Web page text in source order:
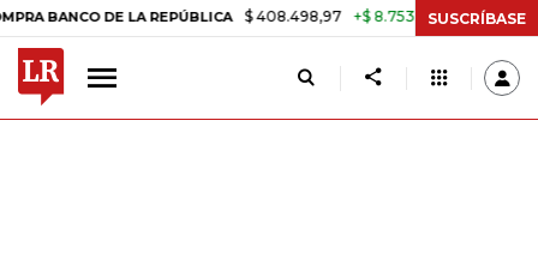
DE LA REPÚBLICA $ 408.498,97 +$ 8.753,81 +2,19% TASA
SUSCRÍBASE